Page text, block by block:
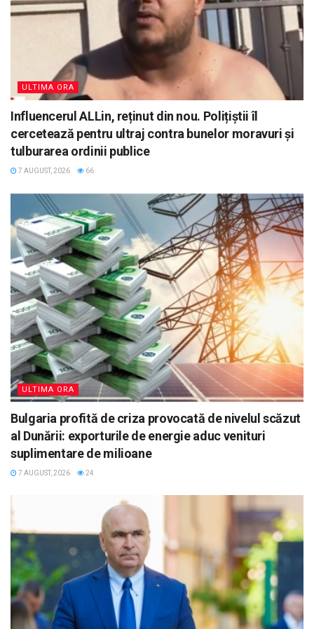
ULTIMA ORA
Influencerul ALLin, reținut din nou. Polițiștii îl
cercetează pentru ultraj contra bunelor moravuri și
tulburarea ordinii publice
7 AUGUST, 2026 66
ULTIMA ORA
Bulgaria profită de criza provocată de nivelul scăzut
al Dunării: exporturile de energie aduc venituri
suplimentare de milioane
7 AUGUST, 2026 24